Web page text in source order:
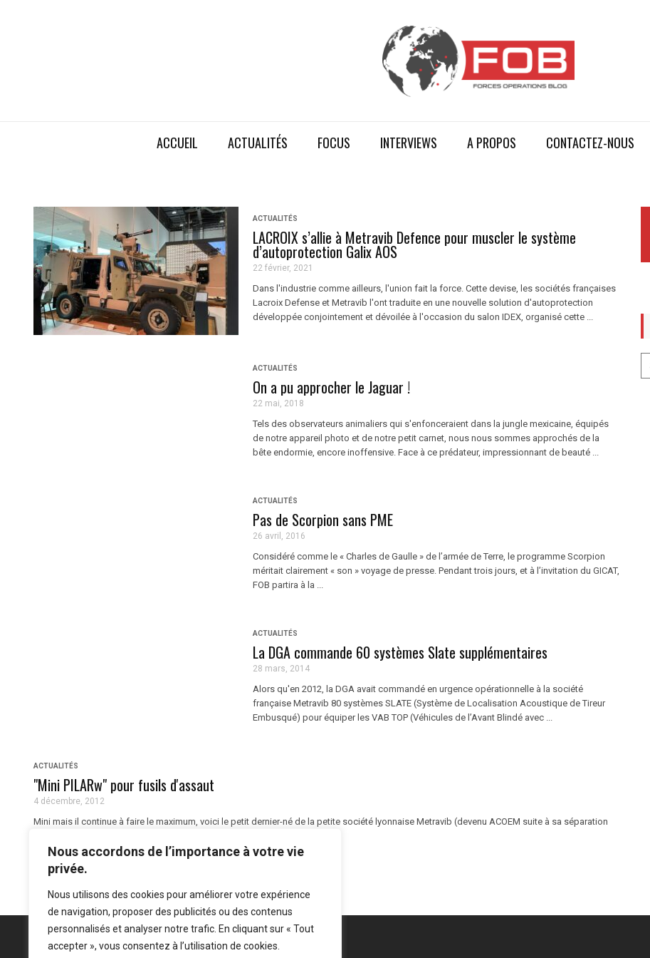
Nous accordons de l’importance à votre vie
privée.
Nous utilisons des cookies pour améliorer votre expérience
de navigation, proposer des publicités ou des contenus
personnalisés et analyser notre trafic. En cliquant sur « Tout
accepter », vous consentez à l’utilisation de cookies.
ACCUEIL ACTUALITÉS FOCUS INTERVIEWS A PROPOS CONTACTEZ-NOUS
ACTUALITÉS
LACROIX s’allie à Metravib Defence pour muscler le système
d’autoprotection Galix AOS
22 février, 2021
Dans l'industrie comme ailleurs, l'union fait la force. Cette devise, les sociétés françaises
Lacroix Defense et Metravib l'ont traduite en une nouvelle solution d'autoprotection
développée conjointement et dévoilée à l'occasion du salon IDEX, organisé cette ...
ACTUALITÉS
On a pu approcher le Jaguar !
22 mai, 2018
Tels des observateurs animaliers qui s'enfonceraient dans la jungle mexicaine, équipés
de notre appareil photo et de notre petit carnet, nous nous sommes approchés de la
bête endormie, encore inoffensive. Face à ce prédateur, impressionnant de beauté ...
ACTUALITÉS
Pas de Scorpion sans PME
26 avril, 2016
Considéré comme le « Charles de Gaulle » de l’armée de Terre, le programme Scorpion
méritait clairement « son » voyage de presse. Pendant trois jours, et à l’invitation du GICAT,
FOB partira à la ...
ACTUALITÉS
La DGA commande 60 systèmes Slate supplémentaires
28 mars, 2014
Alors qu'en 2012, la DGA avait commandé en urgence opérationnelle à la société
française Metravib 80 systèmes SLATE (Système de Localisation Acoustique de Tireur
Embusqué) pour équiper les VAB TOP (Véhicules de l’Avant Blindé avec ...
ACTUALITÉS
"Mini PILARw" pour fusils d'assaut
4 décembre, 2012
Mini mais il continue à faire le maximum, voici le petit dernier-né de la petite société lyonnaise Metravib (devenu ACOEM suite à sa séparation